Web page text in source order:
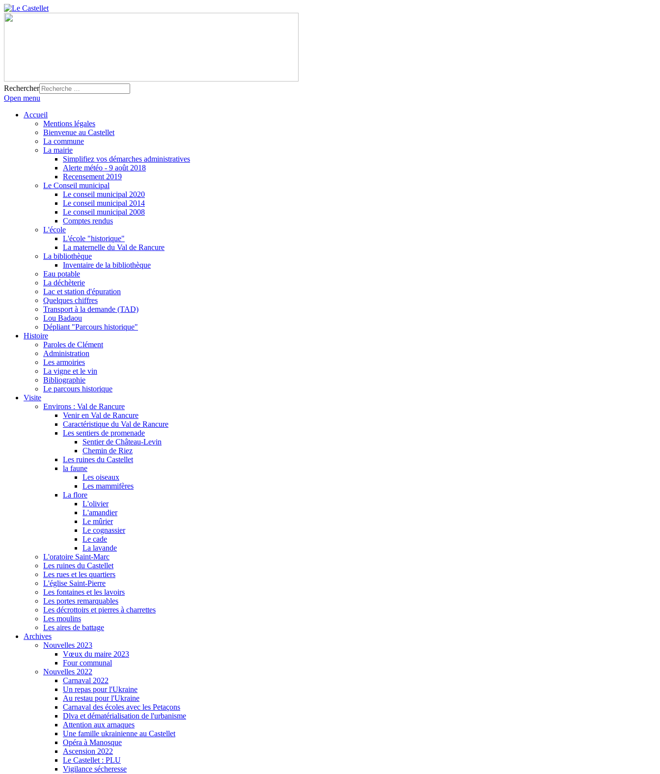
Rechercher
Open menu
Accueil
Mentions légales
Bienvenue au Castellet
La commune
La mairie
Simplifiez vos démarches administratives
Alerte météo - 9 août 2018
Recensement 2019
Le Conseil municipal
Le conseil municipal 2020
Le conseil municipal 2014
Le conseil municipal 2008
Comptes rendus
L'école
L'école "historique"
La maternelle du Val de Rancure
La bibliothèque
Inventaire de la bibliothèque
Eau potable
La déchèterie
Lac et station d'épuration
Quelques chiffres
Transport à la demande (TAD)
Lou Badaou
Dépliant "Parcours historique"
Histoire
Paroles de Clément
Administration
Les armoiries
La vigne et le vin
Bibliographie
Le parcours historique
Visite
Environs : Val de Rancure
Venir en Val de Rancure
Caractéristique du Val de Rancure
Les sentiers de promenade
Sentier de Château-Levin
Chemin de Riez
Les ruines du Castellet
la faune
Les oiseaux
Les mammifères
La flore
L'olivier
L'amandier
Le mûrier
Le cognassier
Le cade
La lavande
L'oratoire Saint-Marc
Les ruines du Castellet
Les rues et les quartiers
L'église Saint-Pierre
Les fontaines et les lavoirs
Les portes remarquables
Les décrottoirs et pierres à charrettes
Les moulins
Les aires de battage
Archives
Nouvelles 2023
Vœux du maire 2023
Four communal
Nouvelles 2022
Carnaval 2022
Un repas pour l'Ukraine
Au restau pour l'Ukraine
Carnaval des écoles avec les Petaçons
Dlva et dématérialisation de l'urbanisme
Attention aux arnaques
Une famille ukrainienne au Castellet
Opéra à Manosque
Ascension 2022
Le Castellet : PLU
Vigilance sécheresse